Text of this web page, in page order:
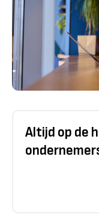
Altijd op de